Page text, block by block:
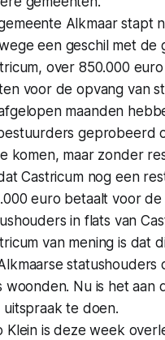
Alkmaar stapt
een geschil met de
over 850.000
voor de opvang van
maanden
geprobeerd
komen, maar zonder
Castricum nog een
euro betaalt voor de
in flats van
van mening is dat
statushouders
woonden. Nu is het aan
uitspraak te doen.
Klein is deze week